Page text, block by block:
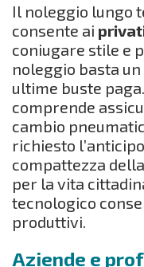
Il noleggio lungo
consente ai
coniugare stile e
noleggio basta
ultime buste
comprende
cambio
richiesto
compattezza
per la vita
tecnologico
produttivi.
Aziende e